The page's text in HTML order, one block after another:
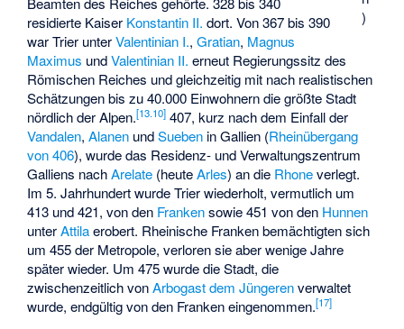
)
residierte Kaiser Konstantin II. dort. Von 367 bis 390
war Trier unterValentinian I.,Gratian, Magnus
Maximus undValentinian II. erneut Regierungssitz des
Römischen Reiches und gleichzeitig mit nach realistischen
Schätzungen bis zu 40.000 Einwohnern die größte Stadt
nördlich der Alpen.[13.10] 407, kurz nach dem Einfall der
Vandalen,Alanen undSueben in Gallien (Rheinübergang
von 406), wurde das Residenz- und Verwaltungszentrum
Galliens nachArelate (heuteArles) an die Rhoneverlegt.
Im 5. Jahrhundert wurde Trier wiederholt, vermutlich um
413 und 421, von den Frankensowie 451 von den Hunnen
unterAttilaerobert. Rheinische Franken bemächtigten sich
um 455 der Metropole, verloren sie aber wenige Jahre
später wieder. Um 475 wurde die Stadt, die
zwischenzeitlich vonArbogast dem Jüngerenverwaltet
wurde, endgültig von den Franken eingenommen.[17]